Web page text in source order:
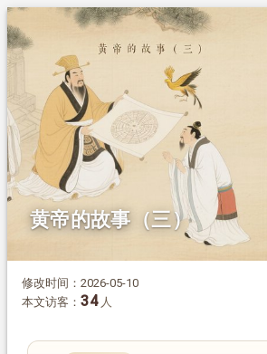
2.正文
2.1.
祥凤献图 河图出世
2.2.崆峒问道 铸鼎升仙
2.3.黄帝陵与历代记载
黄帝的故事（三）
修改时间：2026-05-10
本文访客： 34人